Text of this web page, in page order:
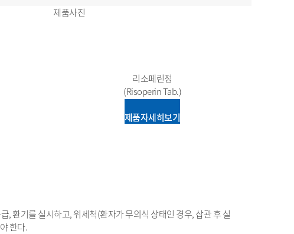
제품사진
리소페린정
(Risoperin Tab.)
제품자세히보기
, 환기를 실시하고, 위세척(환자가 무의식 상태인 경우, 삽관 후 실
한다.